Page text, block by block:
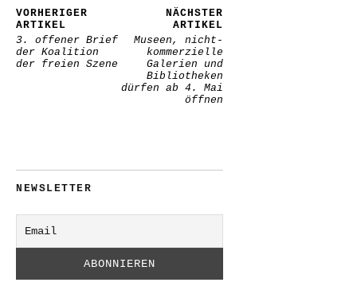
VORHERIGER
ARTIKEL
3. offener Brief
der Koalition
der freien Szene
NÄCHSTER
ARTIKEL
Museen, nicht-
kommerzielle
Galerien und
Bibliotheken
dürfen ab 4. Mai
öffnen
NEWSLETTER